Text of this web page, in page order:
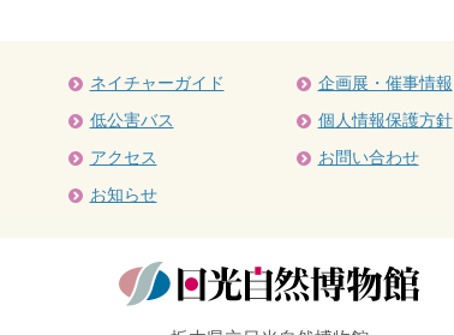
ネイチャーガイド
低公害バス
アクセス
お知らせ
企画展・催事情報
個人情報保護方針
お問い合わせ